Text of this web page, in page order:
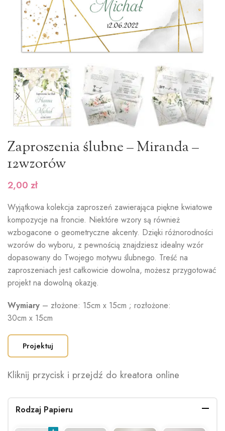
Zaproszenia ślubne – Miranda –
12wzorów
2,00 zł
Wyjątkowa kolekcja zaproszeń zawierająca piękne kwiatowe
kompozycje na froncie. Niektóre wzory są również
wzbogacone o geometryczne akcenty. Dzięki różnorodności
wzorów do wyboru, z pewnością znajdziesz idealny wzór
dopasowany do Twojego motywu ślubnego. Treść na
zaproszeniach jest całkowicie dowolna, możesz przygotować
projekt na dowolną okazję.
Wymiary – złożone: 15cm x 15cm ; rozłożone:
30cm x 15cm
Projektuj
Kliknij przycisk i przejdź do kreatora online
Rodzaj Papieru